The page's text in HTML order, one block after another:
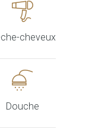
cheveux
Douche